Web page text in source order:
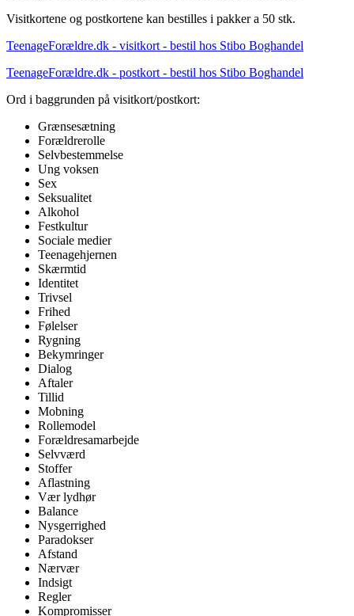
Visitkortene og postkortene kan bestilles i pakker a 50 stk.
TeenageForældre.dk - visitkort - bestil hos Stibo Boghandel
TeenageForældre.dk - postkort - bestil hos Stibo Boghandel
Ord i baggrunden på visitkort/postkort:
Grænsesætning
Forældrerolle
Selvbestemmelse
Ung voksen
Sex
Seksualitet
Alkohol
Festkultur
Sociale medier
Teenagehjernen
Skærmtid
Identitet
Trivsel
Frihed
Følelser
Rygning
Bekymringer
Dialog
Aftaler
Tillid
Mobning
Rollemodel
Forældresamarbejde
Selvværd
Stoffer
Aflastning
Vær lydhør
Balance
Nysgerrighed
Paradokser
Afstand
Nærvær
Indsigt
Regler
Kompromisser